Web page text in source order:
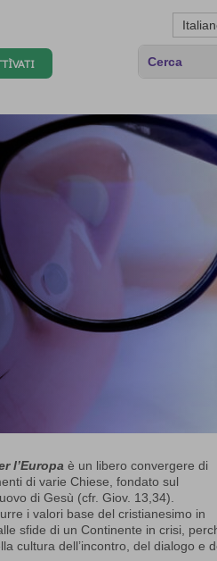
l’Europaè un libero convergere di
di varie Chiese, fondato sul
di Gesù (cfr. Giov. 13,34).
i valori base del cristianesimo in
sfide di un Continente in crisi,
cultura dell’incontro, del dialogo e